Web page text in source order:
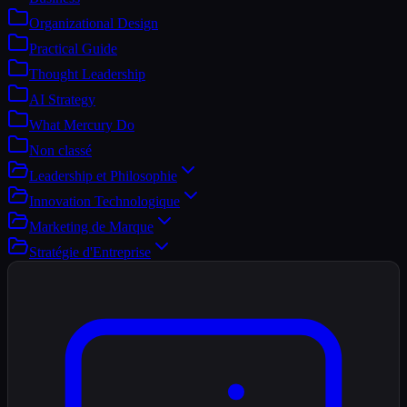
Organizational Design
Practical Guide
Thought Leadership
AI Strategy
What Mercury Do
Non classé
Leadership et Philosophie
Innovation Technologique
Marketing de Marque
Stratégie d'Entreprise